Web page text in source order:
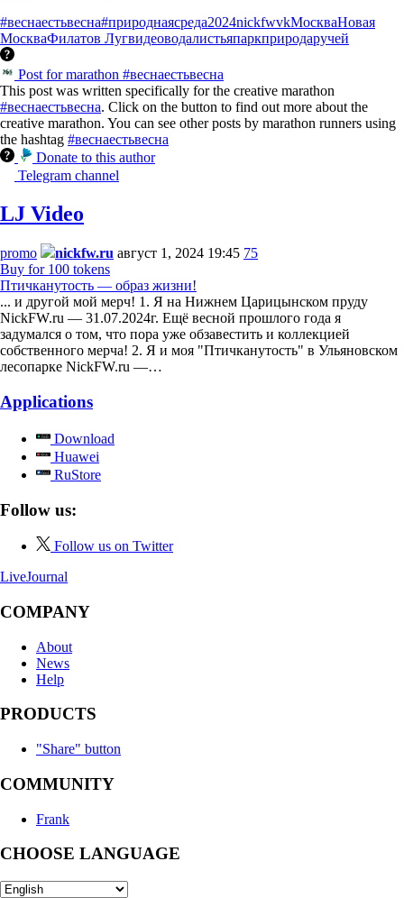
#веснаестьвесна#природнаясреда2024nickfwvkМоскваНовая
МоскваФилатов Лугвидеоводалистьяпаркприродаручей
Post for marathon #веснаестьвесна
This post was written specifically for the creative marathon
#веснаестьвесна. Click on the button to find out more about the
creative marathon. You can see other posts by marathon runners using
the hashtag #веснаестьвесна
Donate to this author
Telegram channel
LJ Video
promo nickfw.ru август 1, 2024 19:45 75
Buy for 100 tokens
Птичканутость — образ жизни!
... и другой мой мерч! 1. Я на Нижнем Царицынском пруду
NickFW.ru — 31.07.2024г. Ещё весной прошлого года я
задумался о том, что пора уже обзавестить и коллекцией
собственного мерча! 2. Я и моя "Птичканутость" в Ульяновском
лесопарке NickFW.ru —…
Applications
Download
Huawei
RuStore
Follow us:
Follow us on Twitter
LiveJournal
COMPANY
About
News
Help
PRODUCTS
"Share" button
COMMUNITY
Frank
CHOOSE LANGUAGE